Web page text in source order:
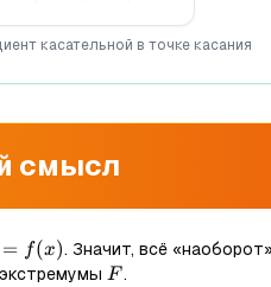
касательной в точке касания
смысл
= f(x). Значит, всё
F
F .